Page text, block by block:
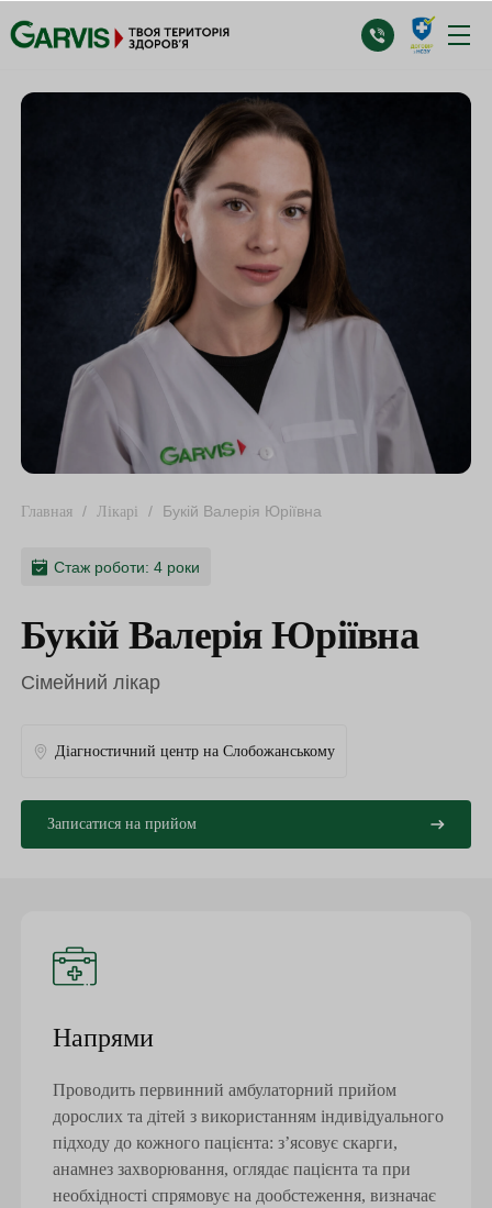
Главная / Лікарі / Букій Валерія Юріївна
Стаж роботи: 4 роки
Букій Валерія Юріївна
Сімейний лікар
Діагностичний центр на Слобожанському
Записатися на прийом
Напрями
Проводить первинний амбулаторний прийом
дорослих та дітей з використанням індивідуального
підходу до кожного пацієнта: з’ясовує скарги,
анамнез захворювання, оглядає пацієнта та при
необхідності спрямовує на дообстеження, визначає